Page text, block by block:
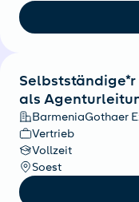
als
BarmeniaGothaer
Vertrieb
Vollzeit
Soest